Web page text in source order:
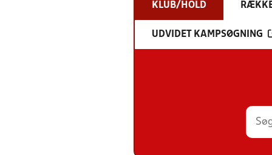
KLUB/HOLD
UDVIDET KAMPSØGNING